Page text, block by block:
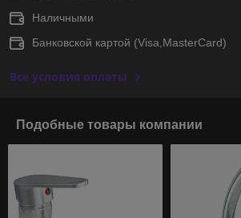
Наличными
Банковской картой (Visa,MasterCard)
Все условия оплаты
Подобные товары компании